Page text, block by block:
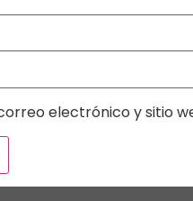
electrónico y sitio